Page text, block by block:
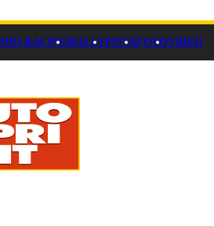
RACINGRALLYPISTAFOTOVIDEO